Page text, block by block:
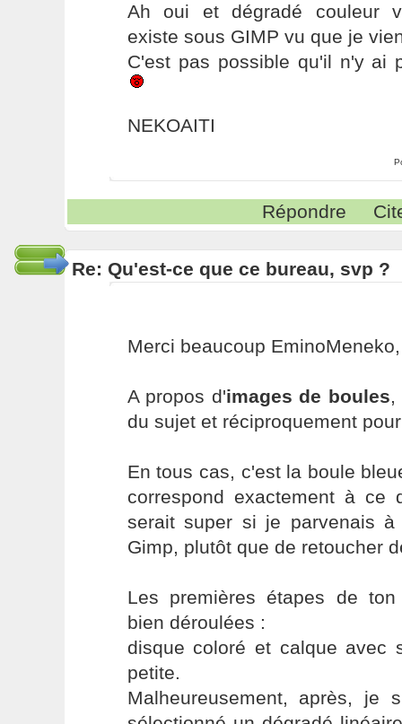
Ah oui et dégradé couleur
existe sous GIMP vu que je
C'est pas possible qu'il n'y ai
NEKOAITI
Répondre
Re: Qu'est-ce que ce bureau, svp ?
Merci beaucoup EminoMeneko,
A propos d'images de boules,
du sujet et réciproquement
En tous cas, c'est la boule
correspond exactement à ce
serait super si je parvenais
Gimp, plutôt que de retoucher
Les premières étapes de
bien déroulées :
disque coloré et calque avec
petite.
Malheureusement, après, je